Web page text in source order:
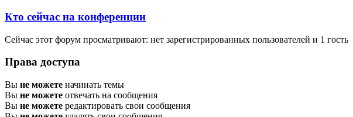
Кто сейчас на конференции
Сейчас этот форум просматривают: нет зарегистрированных пользователей и 1 гость
Права доступа
Вы не можете начинать темы
Вы не можете отвечать на сообщения
Вы не можете редактировать свои сообщения